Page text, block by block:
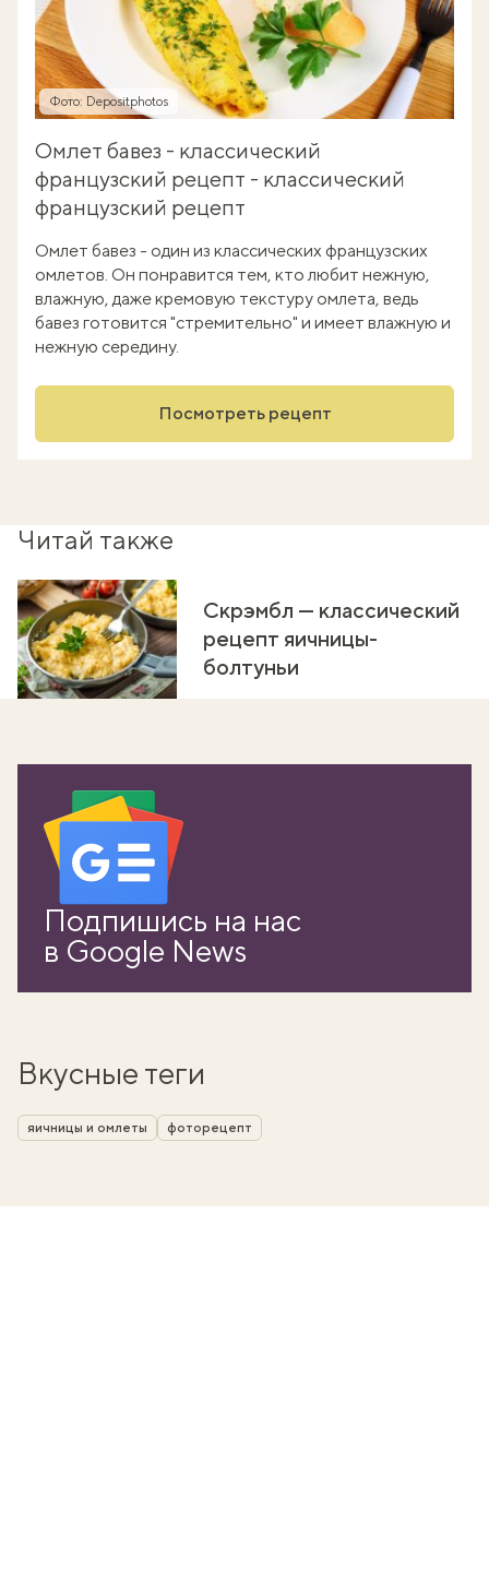
Фото: Depositphotos
Омлет бавез - классический
французский рецепт - классический
французский рецепт
Омлет бавез - один из классических французских
омлетов. Он понравится тем, кто любит нежную,
влажную, даже кремовую текстуру омлета, ведь
бавез готовится "стремительно" и имеет влажную и
нежную середину.
Посмотреть рецепт
Читай также
Скрэмбл — классический
рецепт яичницы-
болтуньи
Подпишись на нас
в Google News
Вкусные теги
яичницы и омлеты фоторецепт